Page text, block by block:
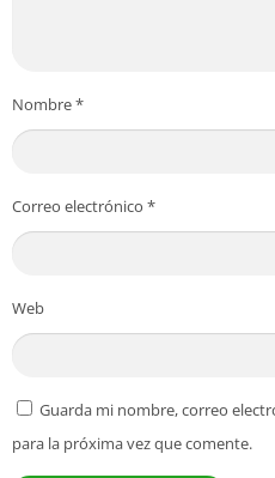
Nombre*
Correo electrónico *
Web
Guarda mi nombre, correo
para la próxima vez que comente.